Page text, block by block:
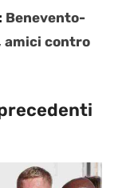
Benevento-
amici contro